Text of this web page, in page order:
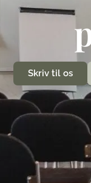
Skriv til os